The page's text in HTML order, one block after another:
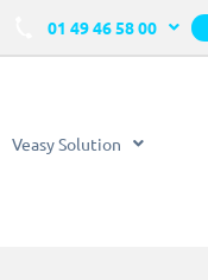
01 49 46 58 00
Veasy Solution